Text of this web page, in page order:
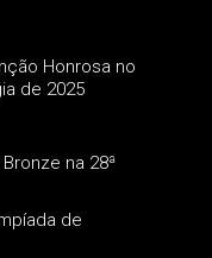
Honrosa no
de 2025
na 28ª
de